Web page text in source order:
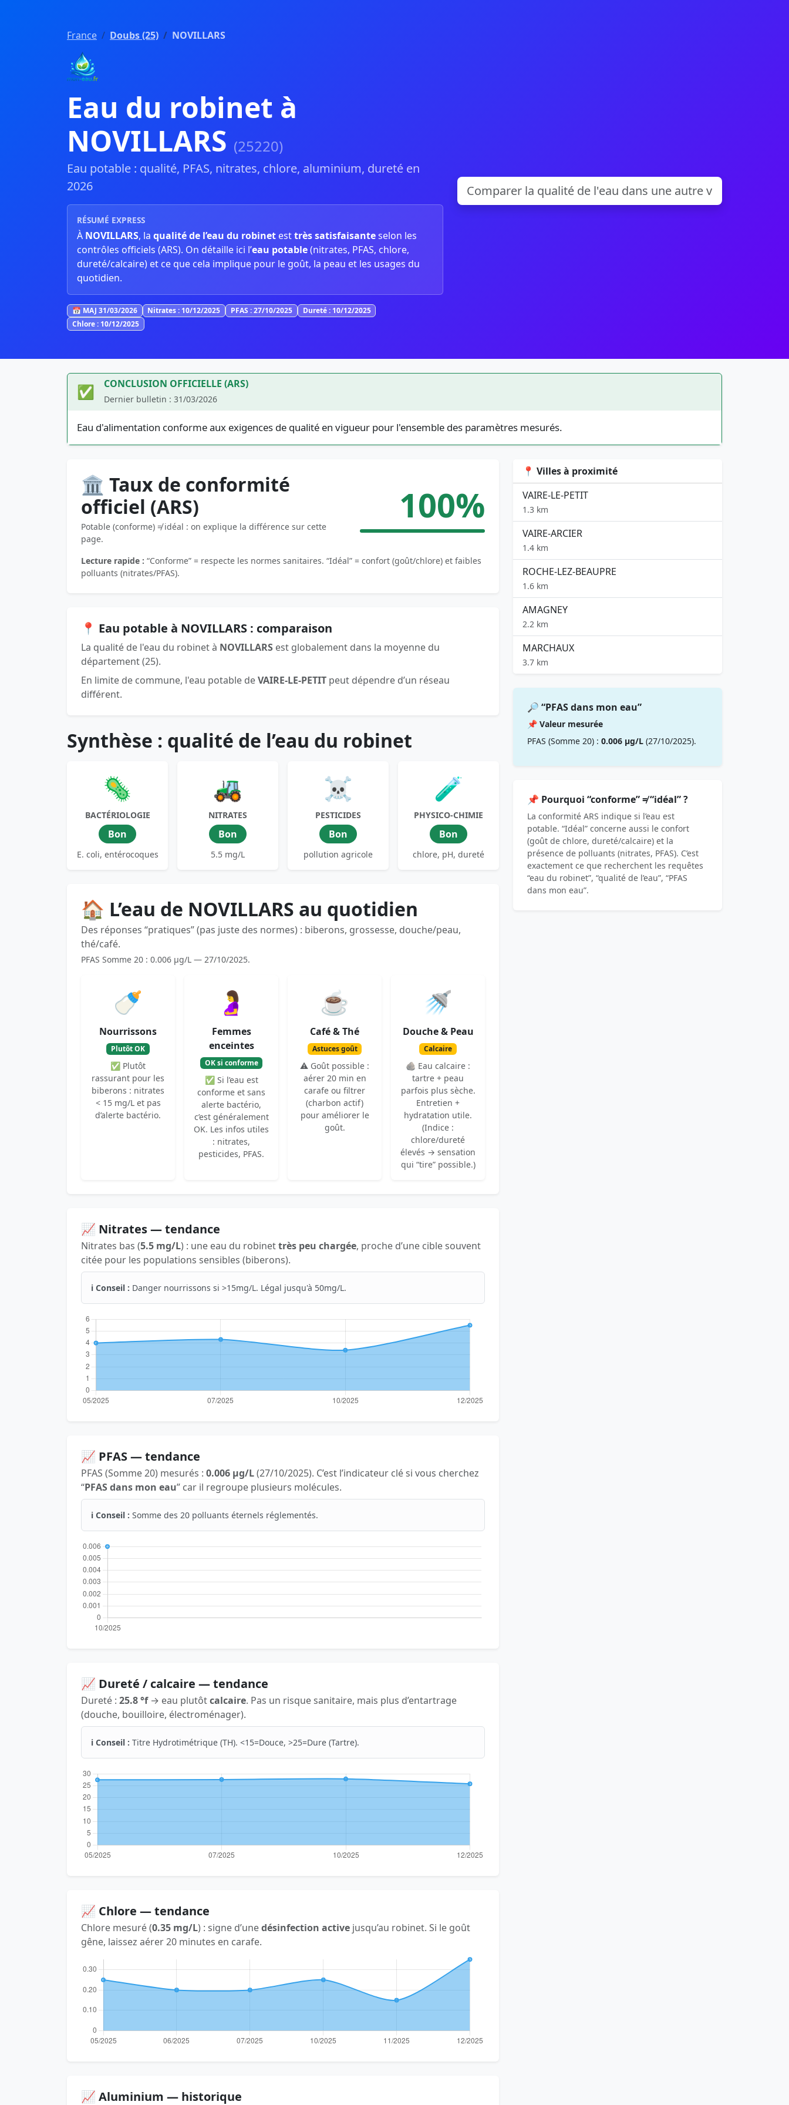
France Doubs (25) NOVILLARS
Eau du robinet à
NOVILLARS (25220)
Eau potable : qualité, PFAS, nitrates, chlore, aluminium, dureté en
2026
RÉSUMÉ EXPRESS
À NOVILLARS, la qualité de l’eau du robinet esttrès satisfaisanteselon les
contrôles officiels (ARS). On détaille ici l’eau potable(nitrates, PFAS, chlore,
dureté/calcaire) et ce que cela implique pour le goût, la peau et les usages du
quotidien.
📅 MAJ 31/03/2026 Nitrates : 10/12/2025 PFAS : 27/10/2025
Dureté : 10/12/2025
Chlore : 10/12/2025
✅ CONCLUSION OFFICIELLE (ARS)
Dernier bulletin : 31/03/2026
Eau d'alimentation conforme aux exigences de qualité en vigueur pour l'ensemble des paramètres mesurés.
🏛️ Taux de conformité
officiel (ARS)
Potable (conforme) ≠ idéal : on explique la différence sur cette
page.
100%
Lecture rapide : “Conforme” = respecte les normes sanitaires. “Idéal” = confort (goût/chlore) et faibles
polluants (nitrates/PFAS).
📍 Eau potable à NOVILLARS : comparaison
La qualité de l'eau du robinet à NOVILLARS est globalement dans la moyenne du
département (25).
En limite de commune, l'eau potable deVAIRE-LE-PETIT peut dépendre d’un réseau
différent.
Synthèse : qualité de l’eau du robinet
🦠
BACTÉRIOLOGIE
Bon
E. coli, entérocoques
🚜
NITRATES
Bon
5.5 mg/L
☠️
PESTICIDES
Bon
pollution agricole
🧪
PHYSICO-CHIMIE
Bon
chlore, pH, dureté
🏠 L’eau de NOVILLARS au quotidien
Des réponses “pratiques” (pas juste des normes) : biberons, grossesse, douche/peau,
thé/café.
PFAS Somme 20 : 0.006 µg/L — 27/10/2025.
🍼
Nourrissons
Plutôt OK
✅ Plutôt
rassurant pour les
biberons : nitrates
< 15 mg/L et pas
d’alerte bactério.
🤰
Femmes
enceintes
OK si conforme
✅ Si l’eau est
conforme et sans
alerte bactério,
c’est généralement
OK. Les infos utiles
: nitrates,
pesticides, PFAS.
☕
Café & Thé
Astuces goût
⚠️ Goût possible :
aérer 20 min en
carafe ou filtrer
(charbon actif)
pour améliorer le
goût.
🚿
Douche & Peau
Calcaire
🪨 Eau calcaire :
tartre + peau
parfois plus sèche.
Entretien +
hydratation utile.
(Indice :
chlore/dureté
élevés → sensation
qui “tire” possible.)
📈 Nitrates — tendance
Nitrates bas (5.5 mg/L) : une eau du robinettrès peu chargée, proche d’une cible souvent
citée pour les populations sensibles (biberons).
ℹ️ Conseil : Danger nourrissons si >15mg/L. Légal jusqu'à 50mg/L.
📈 PFAS — tendance
PFAS (Somme 20) mesurés : 0.006 µg/L(27/10/2025). C’est l’indicateur clé si vous cherchez
“PFAS dans mon eau” car il regroupe plusieurs molécules.
ℹ️ Conseil : Somme des 20 polluants éternels réglementés.
📈 Dureté / calcaire — tendance
Dureté : 25.8 °f→ eau plutôtcalcaire. Pas un risque sanitaire, mais plus d’entartrage
(douche, bouilloire, électroménager).
ℹ️ Conseil : Titre Hydrotimétrique (TH). <15=Douce, >25=Dure (Tartre).
📈 Chlore — tendance
Chlore mesuré (0.35 mg/L) : signe d’unedésinfection active jusqu’au robinet. Si le goût
gêne, laissez aérer 20 minutes en carafe.
📈 Aluminium — historique
📍 Villes à proximité
VAIRE-LE-PETIT
1.3 km
VAIRE-ARCIER
1.4 km
ROCHE-LEZ-BEAUPRE
1.6 km
AMAGNEY
2.2 km
MARCHAUX
3.7 km
🔎 “PFAS dans mon eau”
📌 Valeur mesurée
PFAS (Somme 20) : 0.006 µg/L (27/10/2025).
📌 Pourquoi “conforme” ≠ “idéal” ?
La conformité ARS indique si l’eau est
potable. “Idéal” concerne aussi le confort
(goût de chlore, dureté/calcaire) et la
présence de polluants (nitrates, PFAS). C’est
exactement ce que recherchent les requêtes
“eau du robinet”, “qualité de l’eau”, “PFAS
dans mon eau”.